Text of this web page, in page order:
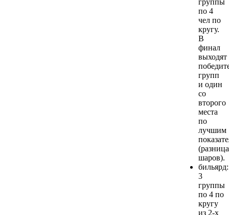
группы
по 4
чел по
кругу.
В
финал
выходят
групп
и один
со
второго
места
по
лучшим
(разница
шаров).
бильярд:
3
группы
по 4 по
кругу
из 2-х